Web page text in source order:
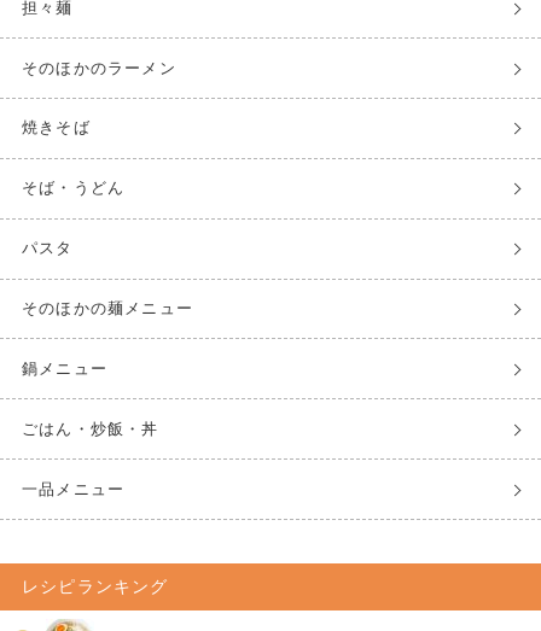
担々麺
そのほかのラーメン
焼きそば
そば・うどん
パスタ
そのほかの麺メニュー
鍋メニュー
ごはん・炒飯・丼
一品メニュー
レシピランキング